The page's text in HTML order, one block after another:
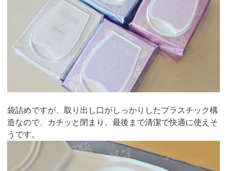
袋詰めですが、取り出し口がしっかりしたプラスチック構
造なので、カチッと閉まり、最後まで清潔で快適に使えそ
うです。